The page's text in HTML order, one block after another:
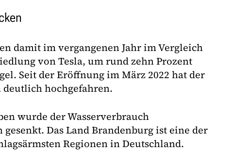
damit im vergangenen Jahr im Vergleich
von Tesla, um rund zehn Prozent
Seit der Eröffnung im März 2022 hat der
hochgefahren.
wurde der Wasserverbrauch
Das Land Brandenburg ist eine der
Regionen in Deutschland.